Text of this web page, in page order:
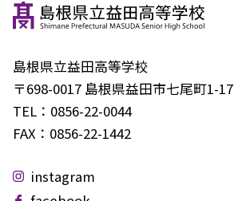
島根県立益田高等学校
〒698-0017 島根県益田市七尾町1-17
TEL： 0856-22-0044
FAX： 0856-22-1442
instagram